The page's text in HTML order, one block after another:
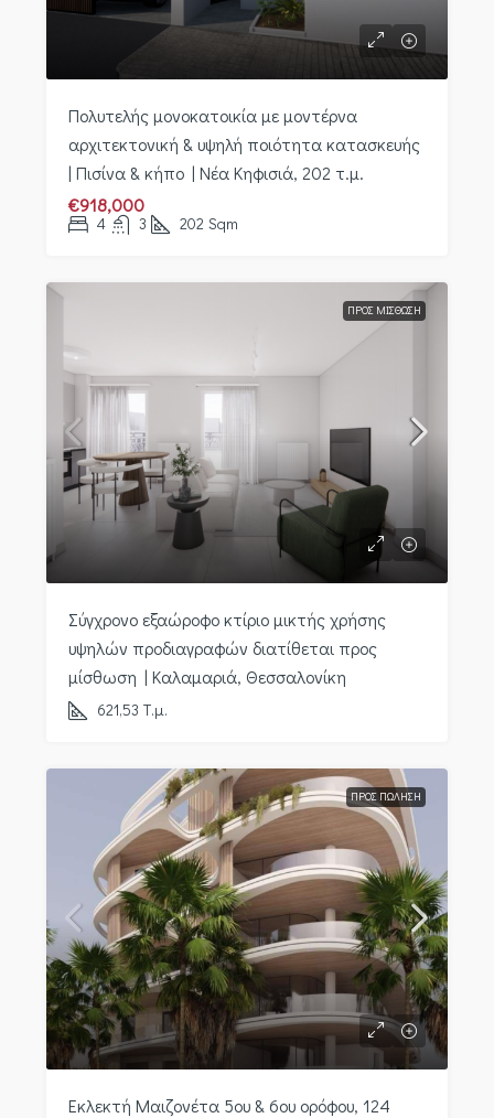
Πολυτελής μονοκατοικία με μοντέρνα
αρχιτεκτονική & υψηλή ποιότητα κατασκευής
| Πισίνα & κήπο | Νέα Κηφισιά, 202 τ.μ.
€918,000
4 3 202 Sqm
ΠΡΟΣ ΜΊΣΘΩΣΗ
Σύγχρονο εξαώροφο κτίριο μικτής χρήσης
υψηλών προδιαγραφών διατίθεται προς
μίσθωση | Καλαμαριά, Θεσσαλονίκη
621,53 Τ.μ.
ΠΡΟΣ ΠΏΛΗΣΗ
Εκλεκτή Μαιζονέτα 5ου & 6ου ορόφου, 124